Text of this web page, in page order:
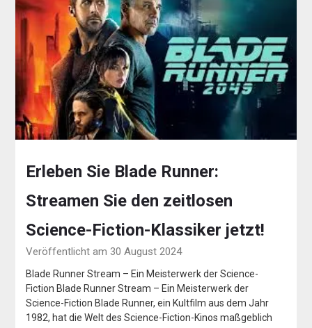
Erleben Sie Blade Runner:
Streamen Sie den zeitlosen
Science-Fiction-Klassiker jetzt!
Veröffentlicht am 30 August 2024
Blade Runner Stream – Ein Meisterwerk der Science-
Fiction Blade Runner Stream – Ein Meisterwerk der
Science-Fiction Blade Runner, ein Kultfilm aus dem Jahr
1982, hat die Welt des Science-Fiction-Kinos maßgeblich